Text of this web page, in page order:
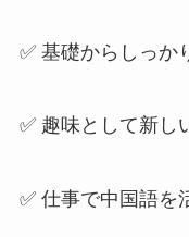
✅ 基礎からしっか
✅ 趣味として新し
✅ 仕事で中国語を